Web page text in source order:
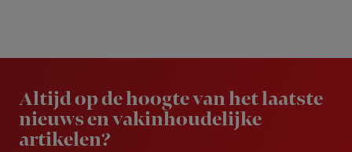
Altijd op de hoogte van het laatste
nieuws en vakinhoudelijke
artikelen?